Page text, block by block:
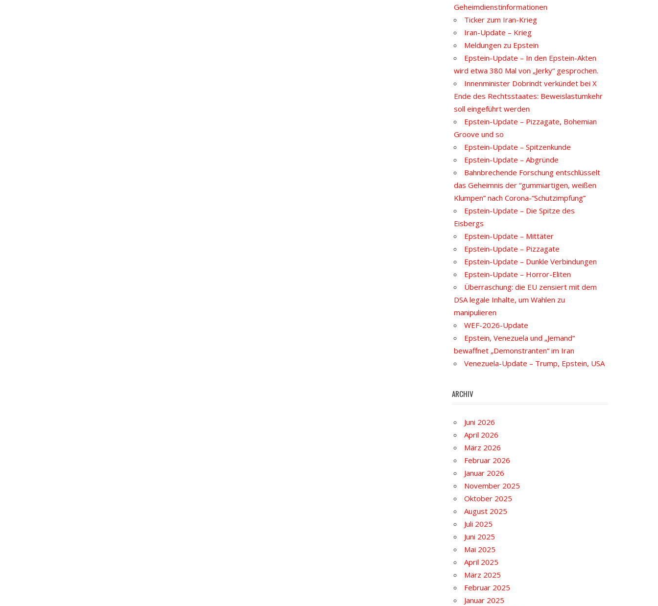
Geheimdienstinformationen
Ticker zum Iran-Krieg
Iran-Update – Krieg
Meldungen zu Epstein
Epstein-Update – In den Epstein-Akten
wird etwa 380 Mal von „Jerky“ gesprochen.
Innenminister Dobrindt verkündet bei X
Ende des Rechtsstaates: Beweislastumkehr
soll eingeführt werden
Epstein-Update – Pizzagate, Bohemian
Groove und so
Epstein-Update – Spitzenkunde
Epstein-Update – Abgründe
Bahnbrechende Forschung entschlüsselt
das Geheimnis der “gummiartigen, weißen
Klumpen” nach Corona-“Schutzimpfung”
Epstein-Update – Die Spitze des
Eisbergs
Epstein-Update – Mittäter
Epstein-Update – Pizzagate
Epstein-Update – Dunkle Verbindungen
Epstein-Update – Horror-Eliten
Überraschung: die EU zensiert mit dem
DSA legale Inhalte, um Wahlen zu
manipulieren
WEF-2026-Update
Epstein, Venezuela und „Jemand“
bewaffnet „Demonstranten“ im Iran
Venezuela-Update – Trump, Epstein, USA
ARCHIV
Juni 2026
April 2026
März 2026
Februar 2026
Januar 2026
November 2025
Oktober 2025
August 2025
Juli 2025
Juni 2025
Mai 2025
April 2025
März 2025
Februar 2025
Januar 2025